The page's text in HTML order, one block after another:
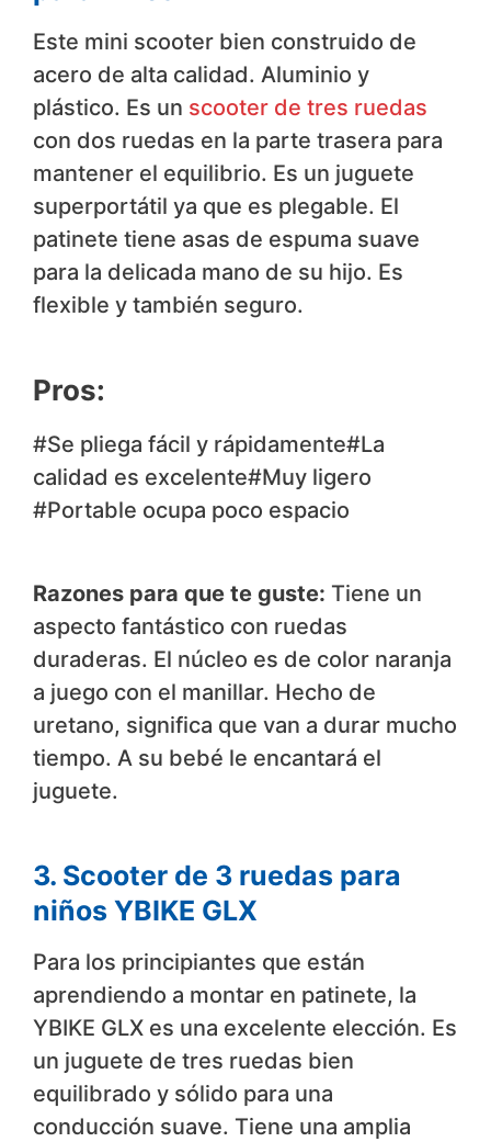
Este mini scooter bien construido de
acero de alta calidad. Aluminio y
plástico. Es un scooter de tres ruedas
con dos ruedas en la parte trasera para
mantener el equilibrio. Es un juguete
superportátil ya que es plegable. El
patinete tiene asas de espuma suave
para la delicada mano de su hijo. Es
flexible y también seguro.
Pros:
#Se pliega fácil y rápidamente#La
calidad es excelente#Muy ligero
#Portable ocupa poco espacio
Razones para que te guste: Tiene un
aspecto fantástico con ruedas
duraderas. El núcleo es de color naranja
a juego con el manillar. Hecho de
uretano, significa que van a durar mucho
tiempo. A su bebé le encantará el
juguete.
3. Scooter de 3 ruedas para
niños YBIKE GLX
Para los principiantes que están
aprendiendo a montar en patinete, la
YBIKE GLX es una excelente elección. Es
un juguete de tres ruedas bien
equilibrado y sólido para una
conducción suave. Tiene una amplia